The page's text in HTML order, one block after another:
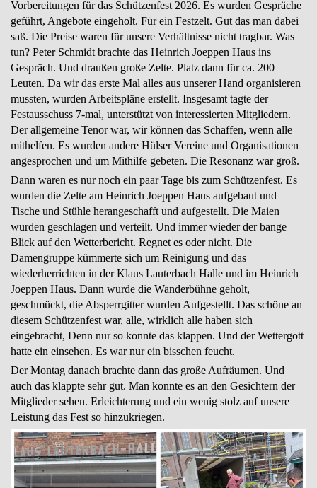
Vorbereitungen für das Schützenfest 2026. Es wurden Gespräche
geführt, Angebote eingeholt. Für ein Festzelt. Gut das man dabei
saß. Die Preise waren für unsere Verhältnisse nicht tragbar. Was
tun? Peter Schmidt brachte das Heinrich Joeppen Haus ins
Gespräch. Und draußen große Zelte. Platz dann für ca. 200
Leuten. Da wir das erste Mal alles aus unserer Hand organisieren
mussten, wurden Arbeitspläne erstellt. Insgesamt tagte der
Festausschuss 7-mal, unterstützt von interessierten Mitgliedern.
Der allgemeine Tenor war, wir können das Schaffen, wenn alle
mithelfen. Es wurden andere Hülser Vereine und Organisationen
angesprochen und um Mithilfe gebeten. Die Resonanz war groß.
Dann waren es nur noch ein paar Tage bis zum Schützenfest. Es
wurden die Zelte am Heinrich Joeppen Haus aufgebaut und
Tische und Stühle herangeschafft und aufgestellt. Die Maien
wurden geschlagen und verteilt. Und immer wieder der bange
Blick auf den Wetterbericht. Regnet es oder nicht. Die
Damengruppe kümmerte sich um Reinigung und das
wiederherrichten in der Klaus Lauterbach Halle und im Heinrich
Joeppen Haus. Dann wurde die Wanderbühne geholt,
geschmückt, die Absperrgitter wurden Aufgestellt. Das schöne an
diesem Schützenfest war, alle, wirklich alle haben sich
eingebracht, Denn nur so konnte das klappen. Und der Wettergott
hatte ein einsehen. Es war nur ein bisschen feucht.
Der Montag danach brachte dann das große Aufräumen. Und
auch das klappte sehr gut. Man konnte es an den Gesichtern der
Mitglieder sehen. Erleichterung und ein wenig stolz auf unsere
Leistung das Fest so hinzukriegen.